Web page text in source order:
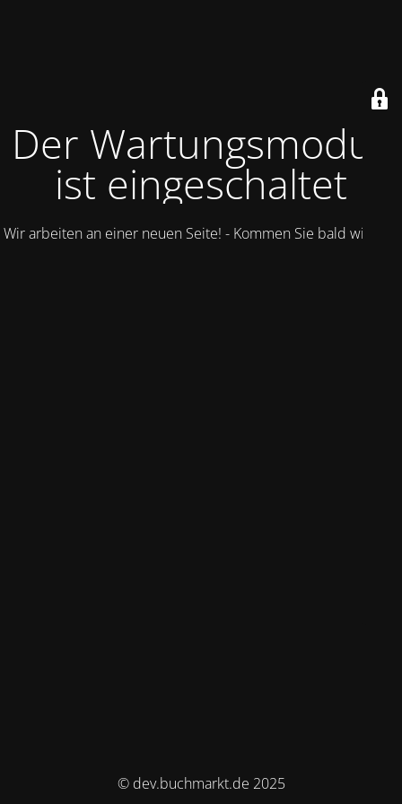
Der Wartungsmodus
ist eingeschaltet
Wir arbeiten an einer neuen Seite! - Kommen Sie bald wieder.
© dev.buchmarkt.de 2025